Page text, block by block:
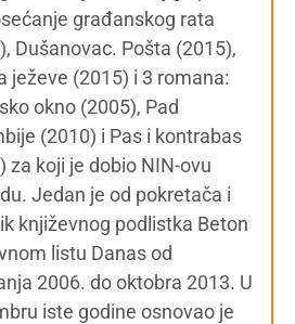
građanskog rata
Dušanovac. Pošta (2015),
ježeve (2015) i 3 romana:
okno (2005), Pad
(2010) i Pas i kontrabas
za koji je dobio NIN-ovu
Jedan je od pokretača i
književnog podlistka Beton
listu Danas od
2006. do oktobra 2013. U
iste godine osnovao je